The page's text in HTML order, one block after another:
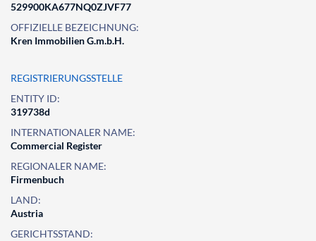
529900KA677NQ0ZJVF77
OFFIZIELLE BEZEICHNUNG:
Kren Immobilien G.m.b.H.
REGISTRIERUNGSSTELLE
ENTITY ID:
319738d
INTERNATIONALER NAME:
Commercial Register
REGIONALER NAME:
Firmenbuch
LAND:
Austria
GERICHTSSTAND: